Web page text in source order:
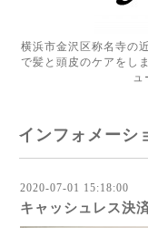
横浜市金沢区称名寺の
で髪と頭皮のケアをし
ュ
インフォメーシ
2020-07-01 15:18:00
キャッシュレス決